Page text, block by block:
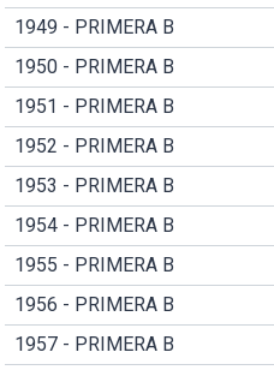
1949 - PRIMERA B
1950 - PRIMERA B
1951 - PRIMERA B
1952 - PRIMERA B
1953 - PRIMERA B
1954 - PRIMERA B
1955 - PRIMERA B
1956 - PRIMERA B
1957 - PRIMERA B